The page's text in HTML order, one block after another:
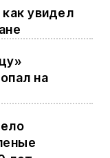
увидел
на